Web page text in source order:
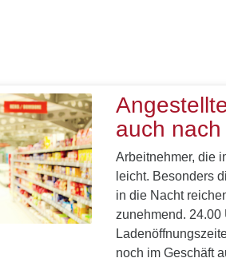
auch
Arbeitnehmer, die
leicht. Besonders
in die Nacht
zunehmend.
noch im Geschäft